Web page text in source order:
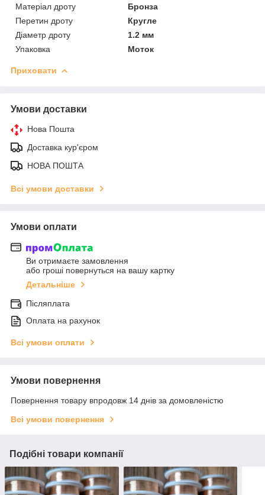
Матеріал дроту
Бронза
Перетин дроту
Кругле
Діаметр дроту
1.2 мм
Упаковка
Моток
Приховати
Умови доставки
Нова Пошта
Доставка кур'єром
НОВА ПОШТА
Всі умови доставки
Умови оплати
Ви отримаєте замовлення
або гроші повернуться на вашу картку
Детальніше
Післяплата
Оплата на рахунок
Всі умови оплати
Умови повернення
Повернення товару впродовж 14 днів за домовленістю
Всі умови повернення
Подібні товари компанії